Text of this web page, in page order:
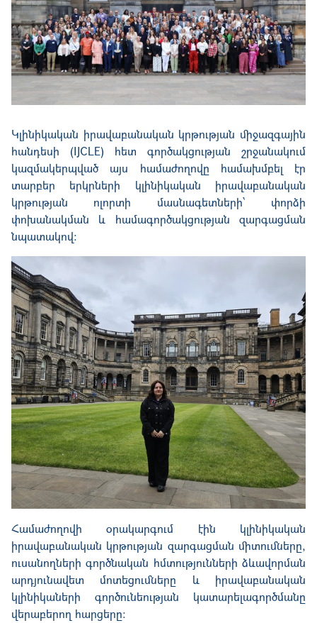
Կլինիկական իրավաբանական կրթության միջազգային
հանդեսի (IJCLE) հետ գործակցության շրջանակում
կազմակերպված այս համաժողովը համախմբել էր
տարբեր երկրների կլինիկական իրավաբանական
կրթության ոլորտի մասնագետների՝ փորձի
փոխանակման և համագործակցության զարգացման
նպատակով։
Համաժողովի օրակարգում էին կլինիկական
իրավաբանական կրթության զարգացման միտումները,
ուսանողների գործնական հմտությունների ձևավորման
արդյունավետ մոտեցումները և իրավաբանական
կլինիկաների գործունեության կատարելագործմանը
վերաբերող հարցերը։